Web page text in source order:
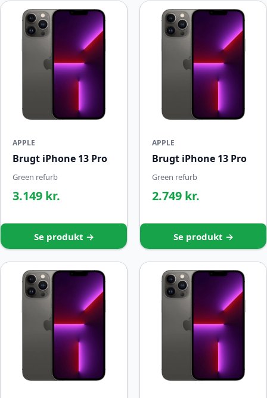
APPLE
Brugt iPhone 13 Pro
Green refurb
3.149 kr.
Se produkt →
APPLE
Brugt iPhone 13 Pro
Green refurb
2.749 kr.
Se produkt →